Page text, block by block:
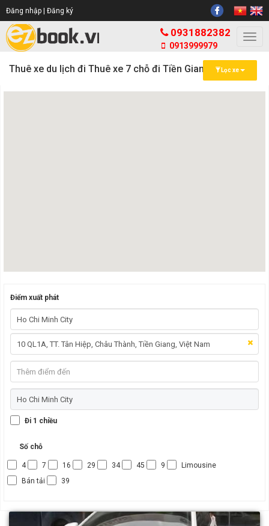
Đăng nhập | Đăng ký
0931882382
0913999979
Thuê xe du lịch đi Thuê xe 7 chỗ đi Tiền Giang Lọc xe
Điểm xuất phát
Đi 1 chiều
Số chỗ
4 7 16 29 34 45 9
Limousine
Bán tải
39